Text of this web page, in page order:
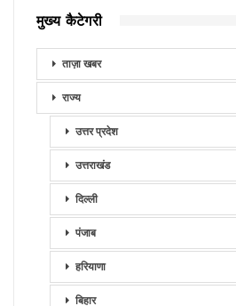
मुख्य कैटेगरी
ताज़ा खबर
राज्य
उत्तर प्रदेश
उत्तराखंड
दिल्ली
पंजाब
हरियाणा
बिहार